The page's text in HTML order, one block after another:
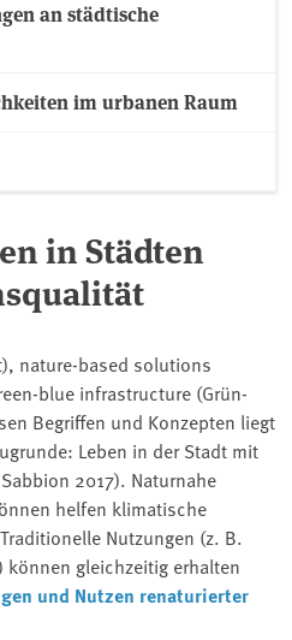
an städtische
im urbanen Raum
in Städten
nature-based solutions
blue infrastructure (Grün-
Begriffen und Konzepten liegt
Leben in der Stadt mit
2017). Naturnahe
helfen klimatische
Nutzungen (z. B.
gleichzeitig erhalten
und Nutzen renaturierter